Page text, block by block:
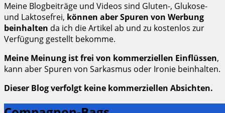
Meine Blogbeiträge und Videos sind Gluten-, Glukose-
und Laktosefrei, können aber Spuren von Werbung
beinhalten da ich die Artikel ab und zu kostenlos zur
Verfügung gestellt bekomme.
Meine Meinung ist frei von kommerziellen Einflüssen,
kann aber Spuren von Sarkasmus oder Ironie beinhalten.
Dieser Blog verfolgt keine kommerziellen Absichten.